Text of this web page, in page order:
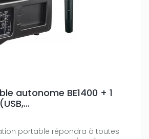
autonome BE1400 + 1
portable répondra à toutes